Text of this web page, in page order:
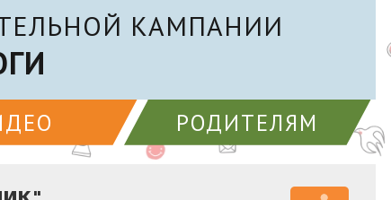
КАМПАНИИ
РОДИТЕЛЯМ